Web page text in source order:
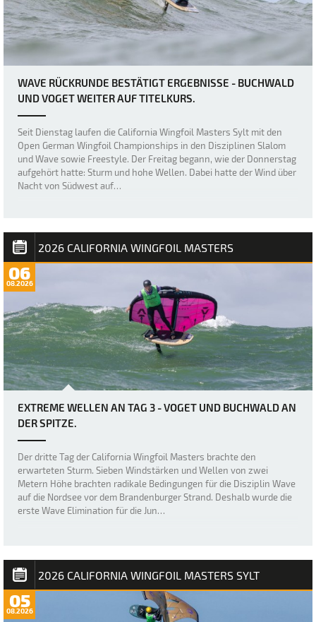
WAVE RÜCKRUNDE BESTÄTIGT ERGEBNISSE - BUCHWALD
UND VOGET WEITER AUF TITELKURS.
Seit Dienstag laufen die California Wingfoil Masters Sylt mit den
Open German Wingfoil Championships in den Disziplinen Slalom
und Wave sowie Freestyle. Der Freitag begann, wie der Donnerstag
aufgehört hatte: Sturm und hohe Wellen. Dabei hatte der Wind über
Nacht von Südwest auf…
2026 CALIFORNIA WINGFOIL MASTERS
06
08.2026
EXTREME WELLEN AN TAG 3 - VOGET UND BUCHWALD AN
DER SPITZE.
Der dritte Tag der California Wingfoil Masters brachte den
erwarteten Sturm. Sieben Windstärken und Wellen von zwei
Metern Höhe brachten radikale Bedingungen für die Disziplin Wave
auf die Nordsee vor dem Brandenburger Strand. Deshalb wurde die
erste Wave Elimination für die Jun…
2026 CALIFORNIA WINGFOIL MASTERS SYLT
05
08.2026